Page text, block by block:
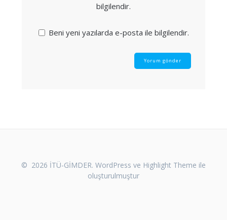
bilgilendir.
Beni yeni yazılarda e-posta ile bilgilendir.
© 2026 İTÜ-GİMDER. WordPress ve Highlight Theme ile
oluşturulmuştur